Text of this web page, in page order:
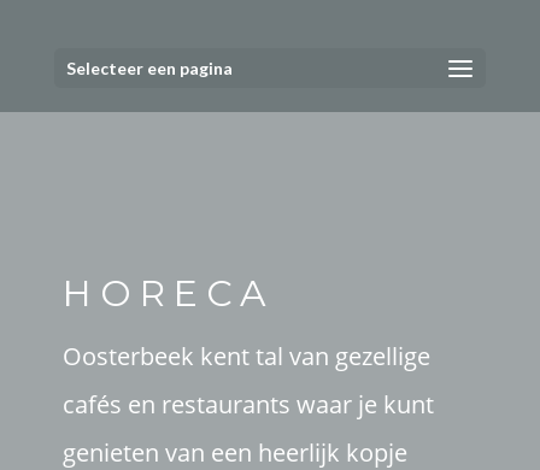
Selecteer een pagina
HORECA
Oosterbeek kent tal van gezellige
cafés en restaurants waar je kunt
genieten van een heerlijk kopje